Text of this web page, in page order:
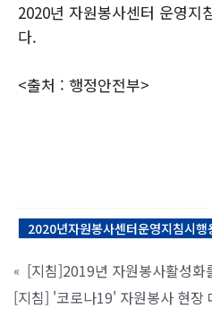
2020년 자원봉사센터 운영지
다.
<출처 : 행정안전부>
2020년자원봉사센터운영지침시
«
[지침] '코로나19' 자원봉사 현장